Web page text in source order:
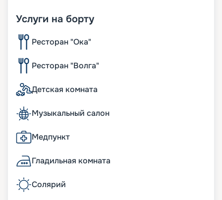
Услуги на борту
Ресторан "Ока"
Ресторан "Волга"
Детская комната
Музыкальный салон
Медпункт
Гладильная комната
Солярий